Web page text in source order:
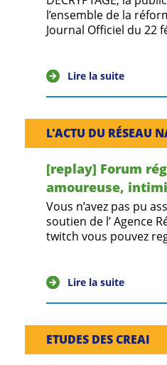
l’ensemble de la
Journal Officiel du 22
Lire la suite
L'ACTU DU RÉSEAU
[replay] Forum
amoureuse,
Vous n’avez pas pu
soutien de l’ Agence
twitch vous pouvez
Lire la suite
ETUDES DES CREAI